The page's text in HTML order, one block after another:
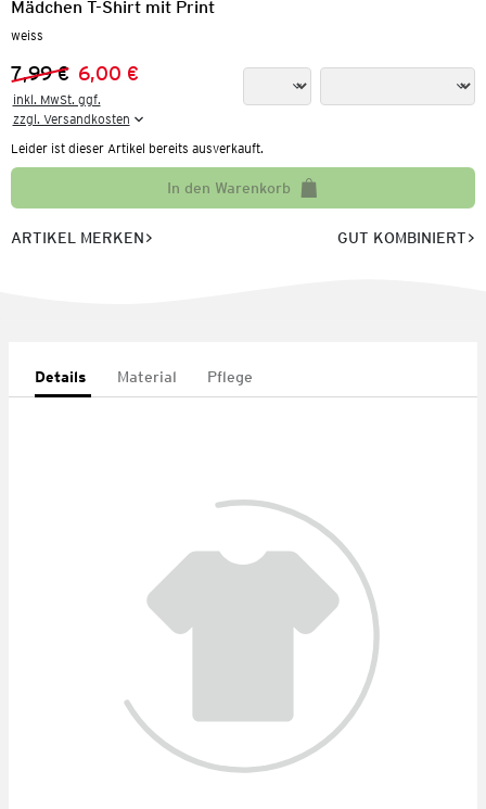
Mädchen T-Shirt mit Print
weiss
Vorheriger Preis:
7,99 €
Neuer Preis:
6,00 €
inkl. MwSt. ggf.
zzgl. Versandkosten
Leider ist dieser Artikel bereits ausverkauft.
In den Warenkorb
ARTIKEL MERKEN GUT KOMBINIERT
Details Material Pflege